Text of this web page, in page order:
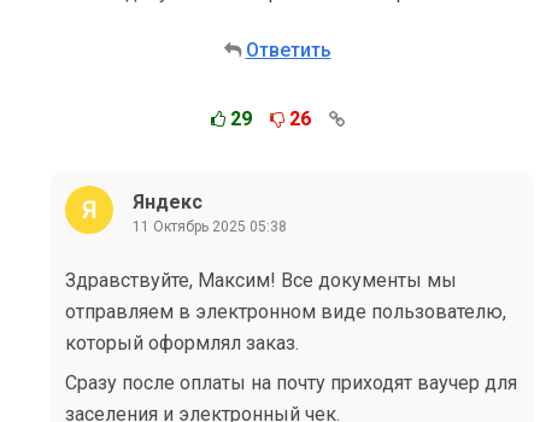
Ответить
29 26
Яндекс
11 Октябрь 2025 05:38
Здравствуйте, Максим! Все документы мы
отправляем в электронном виде пользователю,
который оформлял заказ.
Сразу после оплаты на почту приходят ваучер для
заселения и электронный чек.